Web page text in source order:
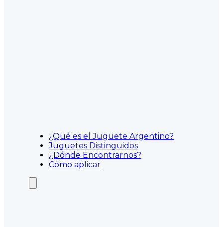
¿Qué es el Juguete Argentino?
Juguetes Distinguidos
¿Dónde Encontrarnos?
Cómo aplicar